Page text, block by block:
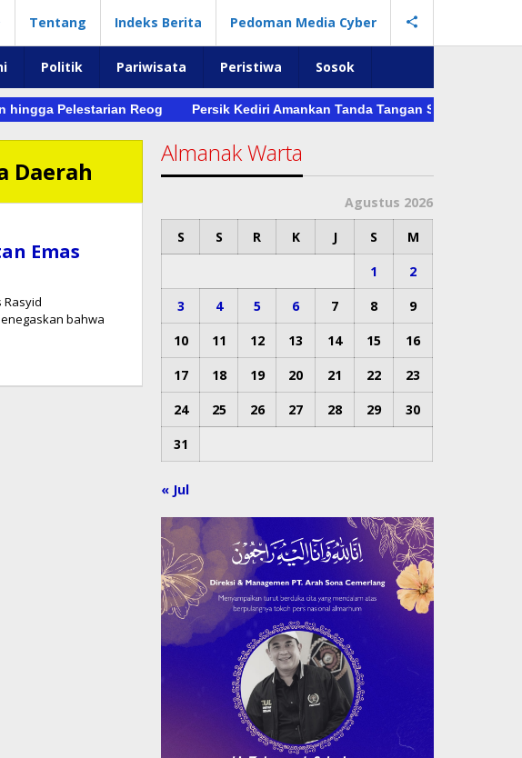
Tentang Indeks Berita Pedoman Media Cyber
Politik Pariwisata Peristiwa Sosok
hingga Pelestarian Reog Persik Kediri Amankan Tanda Tangan Sergio Castel
Daerah
Emas
Rasyid
bahwa
Almanak Warta
Agustus 2026
S
S R K J S
M
1
2
3
4 5 6 7 8
9
10
11 12 13 14 15
16
17
18 19 20 21 22
23
24
25 26 27 28 29
30
31
« Jul